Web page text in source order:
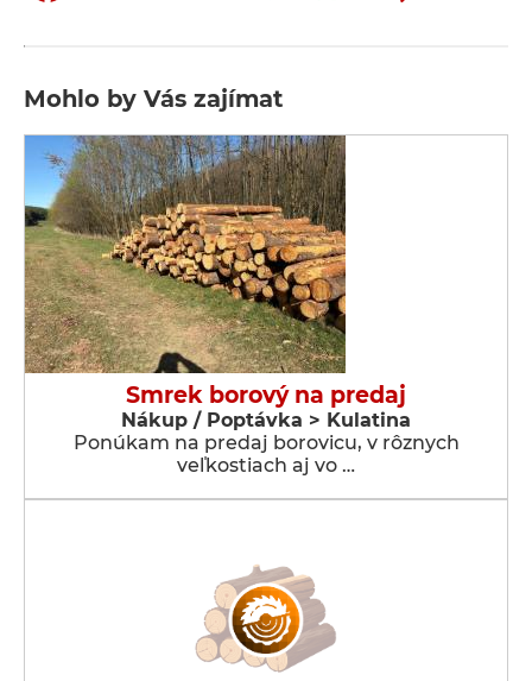
Mohlo by Vás zajímat
Smrek borový na predaj
Nákup / Poptávka > Kulatina
Ponúkam na predaj borovicu, v rôznych
veľkostiach aj vo …